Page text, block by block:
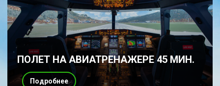
ПОЛЕТ НА АВИАТРЕНАЖЕРЕ 45 МИН.
Подробнее